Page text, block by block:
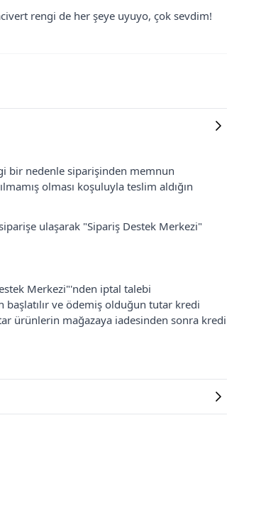
rengi de her şeye uyuyo, çok sevdim!
bir nedenle siparişinden memnun
olması koşuluyla teslim aldığın
ulaşarak "Sipariş Destek Merkezi"
Merkezi"'nden iptal talebi
ve ödemiş olduğun tutar kredi
ürünlerin mağazaya iadesinden sonra kredi